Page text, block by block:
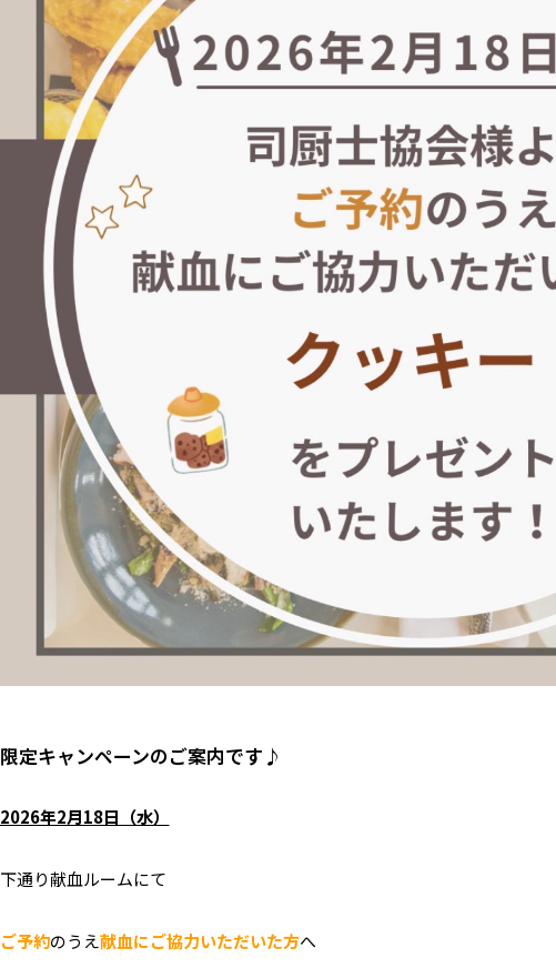
限定キャンペーンのご案内です♪
2026年2月18日（水）
下通り献血ルームにて
ご予約のうえ献血にご協力いただいた方へ